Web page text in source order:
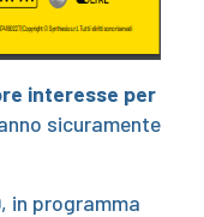
interesse per
sicuramente
, in programma